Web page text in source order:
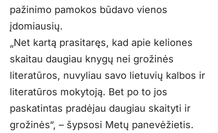
pažinimo pamokos būdavo vienos
įdomiausių.
„Net kartą prasitaręs, kad apie keliones
skaitau daugiau knygų nei grožinės
literatūros, nuvyliau savo lietuvių kalbos ir
literatūros mokytoją. Bet po to jos
paskatintas pradėjau daugiau skaityti ir
grožinės“, – šypsosi Metų panevėžietis.